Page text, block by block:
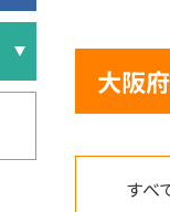
大阪
すべ